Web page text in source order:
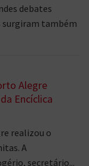
debates
surgiram também
Alegre
Encíclica
realizou o
A
secretário...